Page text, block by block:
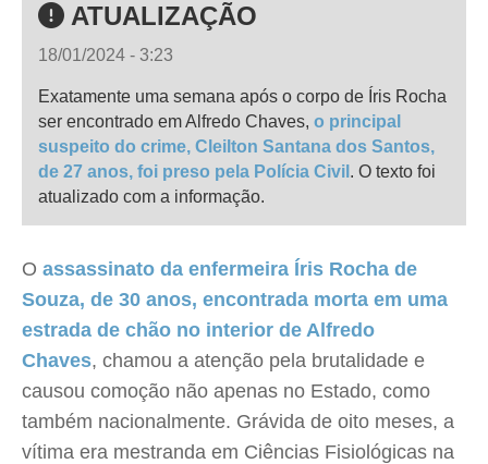
ATUALIZAÇÃO
18/01/2024 - 3:23
Exatamente uma semana após o corpo de Íris Rocha
ser encontrado em Alfredo Chaves, o principal
suspeito do crime, Cleilton Santana dos Santos,
de 27 anos, foi preso pela Polícia Civil . O texto foi
atualizado com a informação.
O assassinato da enfermeira Íris Rocha de
Souza, de 30 anos, encontrada morta em uma
estrada de chão no interior de Alfredo
Chaves, chamou a atenção pela brutalidade e
causou comoção não apenas no Estado, como
também nacionalmente. Grávida de oito meses, a
vítima era mestranda em Ciências Fisiológicas na